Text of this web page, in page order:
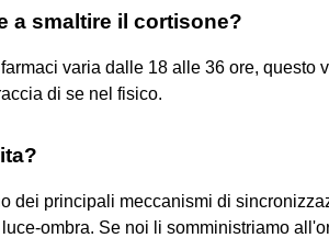
a smaltire il cortisone?
varia dalle 18 alle 36 ore, questo
di se nel fisico.
dei principali meccanismi di
ombra. Se noi li somministriamo